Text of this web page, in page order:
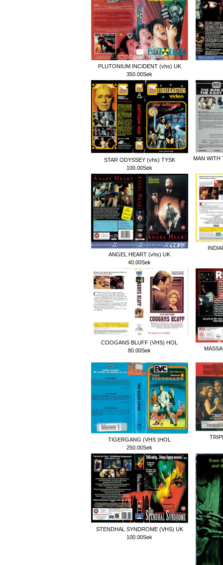
PLUTONIUM INCIDENT (vhs) UK
350.00Sek
STAR ODYSSEY (vhs) TYSK
100.00Sek
MAN WITH
ANGEL HEART (vhs) UK
40.00Sek
COOGANS BLUFF (VHS) HOL
80.00Sek
TIGERGANG (VHS )HOL
250.00Sek
STENDHAL SYNDROME (VHS) UK
100.00Sek